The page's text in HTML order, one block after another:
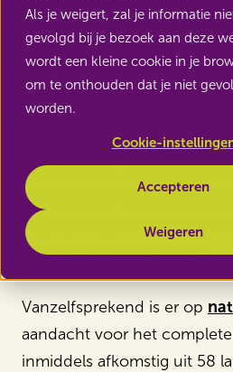
Als je weigert, zal je informatie
gevolgd bij je bezoek aan deze
wordt een kleine cookie in je
om te onthouden dat je niet
worden.
Cookie-
Accepteren
Weigeren
Met de lancering van een
Nature’s Pride de
klanten en telers
Europa’s grootste in
en leverancier van meer
en groenten, heeft de
uitgebreider en moderner
Tegelijkertijd is ook de
onder handen genomen.
Vanzelfsprekend is er op
aandacht voor het
inmiddels afkomstig uit 58